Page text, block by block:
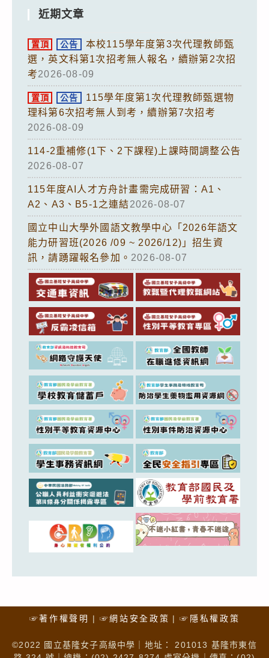
近期文章
置頂 公告
本校115學年度第3次代理教師甄
選，英文科第1次招考無人報名，續辦第2次招
考2026-08-09
置頂 公告
115學年度第1次代理教師甄選物
理科第6次招考無人到考，續辦第7次招考
2026-08-09
114-2重補修(1下、2下課程)上課時間調整公告
2026-08-07
115年度AI人才方舟計畫需完成研習：A1、
A2、A3、B5-1之連結2026-08-07
國立中山大學外國語文教學中心「2026年語文
能力研習班(2026 /09 ~ 2026/12)」招生資
訊，請踴躍報名參加。 2026-08-07
☞著作權聲明 ☞網站安全政策 ☞隱私權政策
©2022 國立基隆女子高級中學｜地址： 201013 基隆市東信